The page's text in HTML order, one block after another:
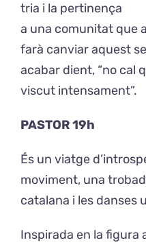
tria i la pertinença
a una comunitat que
farà canviar aquest
acabar dient, “no cal
viscut intensament”.
PASTOR 19h
És un viatge
moviment, una
catalana i les danses
Inspirada en la figura